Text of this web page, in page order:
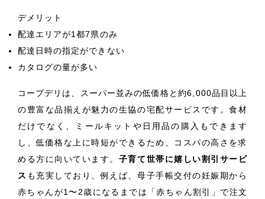
デメリット
配達エリアが1都7県のみ
配達日時の指定ができない
カタログの量が多い
コープデリは、スーパー並みの低価格と約6,000品目以上
の豊富な品揃えが魅力の生協の宅配サービスです。食材
だけでなく、ミールキットや日用品の購入もできます
し、低価格な上に時短ができるため、コスパの高さを求
める方に向いています。 子育て世帯に嬉しい割引サービ
ス も充実しており、例えば、母子手帳交付の妊娠期から
赤ちゃんが1〜2歳になるまでは「赤ちゃん割引」で注文